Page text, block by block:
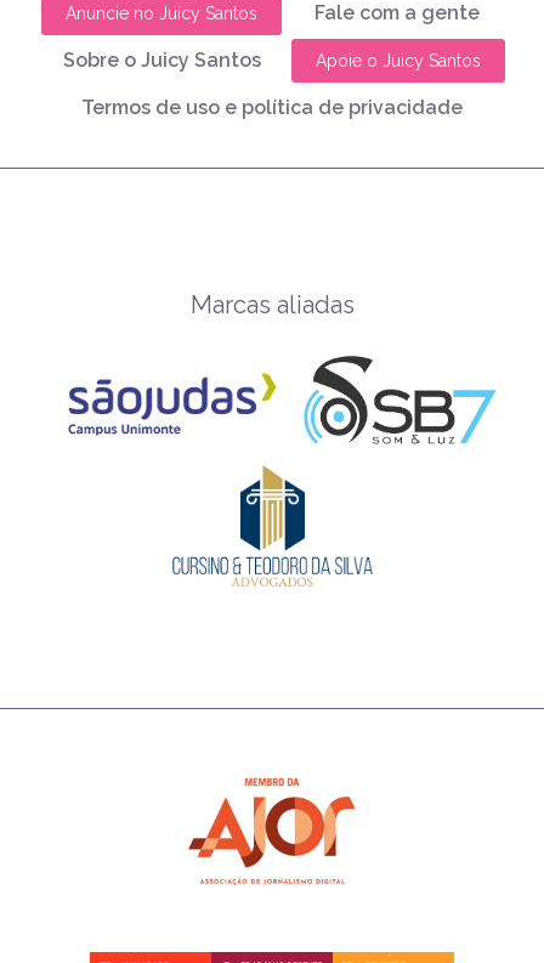
Anuncie no Juicy Santos Fale com a gente
Sobre o Juicy Santos Apoie o Juicy Santos
Termos de uso e política de privacidade
Marcas aliadas